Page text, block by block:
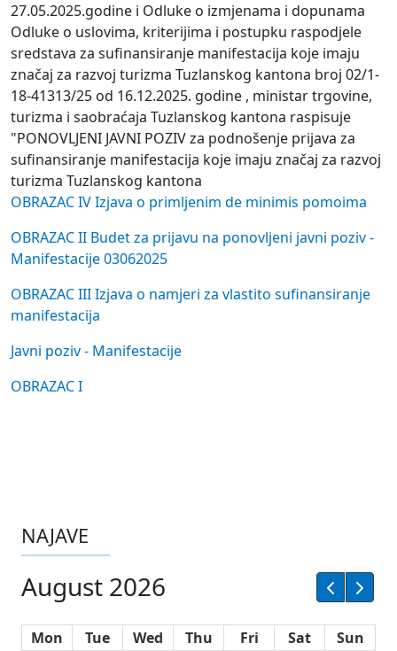
27.05.2025.godine i Odluke o izmjenama i dopunama
Odluke o uslovima, kriterijima i postupku raspodjele
sredstava za sufinansiranje manifestacija koje imaju
značaj za razvoj turizma Tuzlanskog kantona broj 02/1-
18-41313/25 od 16.12.2025. godine , ministar trgovine,
turizma i saobraćaja Tuzlanskog kantona raspisuje
"PONOVLJENI JAVNI POZIV za podnošenje prijava za
sufinansiranje manifestacija koje imaju značaj za razvoj
turizma Tuzlanskog kantona
OBRAZAC IV Izjava o primljenim de minimis pomoima
OBRAZAC II Budet za prijavu na ponovljeni javni poziv -
Manifestacije 03062025
OBRAZAC III Izjava o namjeri za vlastito sufinansiranje
manifestacija
Javni poziv - Manifestacije
OBRAZAC I
NAJAVE
August 2026
Mon Tue Wed Thu Fri Sat
Sun